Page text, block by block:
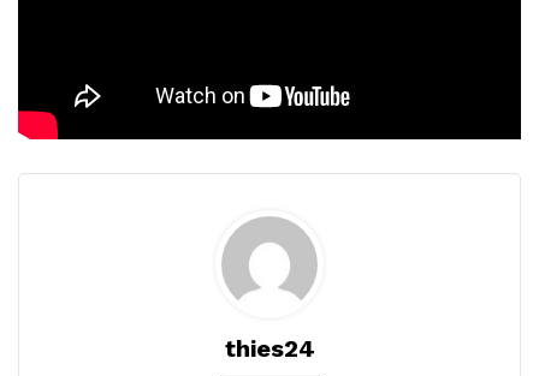
thies24